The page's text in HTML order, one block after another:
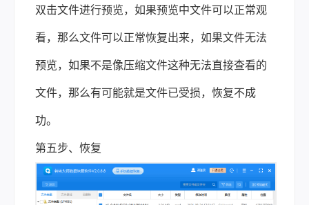
双击文件进行预览，如果预览中文件可以正常观
看，那么文件可以正常恢复出来，如果文件无法
预览，如果不是像压缩文件这种无法直接查看的
文件，那么有可能就是文件已受损，恢复不成
功。
第五步、恢复